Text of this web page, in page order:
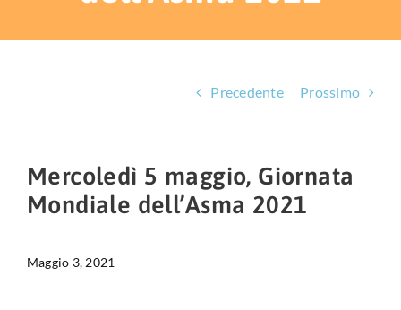
CONTATTI
DIVENTA SOCIO
Precedente Prossimo
Mercoledì 5 maggio, Giornata
Mondiale dell’Asma 2021
Maggio 3, 2021